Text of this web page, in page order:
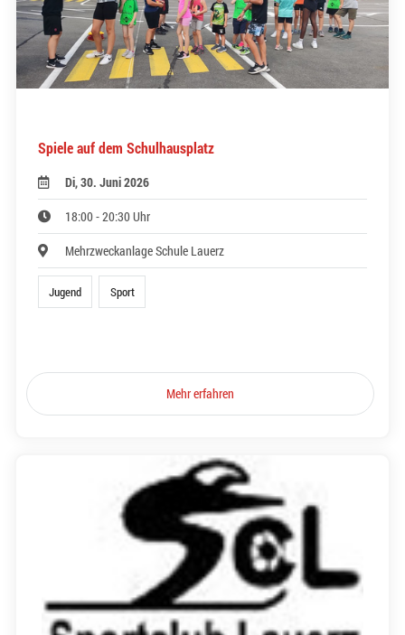
Spiele auf dem Schulhausplatz
Di, 30. Juni 2026
18:00 - 20:30 Uhr
Mehrzweckanlage Schule Lauerz
Jugend Sport
Mehr erfahren